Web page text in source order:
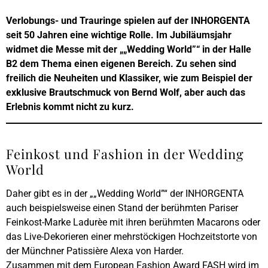
Verlobungs- und Trauringe spielen auf der INHORGENTA
seit 50 Jahren eine wichtige Rolle. Im Jubiläumsjahr
widmet die Messe mit der „„Wedding World”“ in der Halle
B2 dem Thema einen eigenen Bereich. Zu sehen sind
freilich die Neuheiten und Klassiker, wie zum Beispiel der
exklusive Brautschmuck von Bernd Wolf, aber auch das
Erlebnis kommt nicht zu kurz.
Feinkost und Fashion in der Wedding
World
Daher gibt es in der „„Wedding World”“ der INHORGENTA
auch beispielsweise einen Stand der berühmten Pariser
Feinkost-Marke Ladurèe mit ihren berühmten Macarons oder
das Live-Dekorieren einer mehrstöckigen Hochzeitstorte von
der Münchner Patissière Alexa von Harder.
Zusammen mit dem European Fashion Award FASH wird im